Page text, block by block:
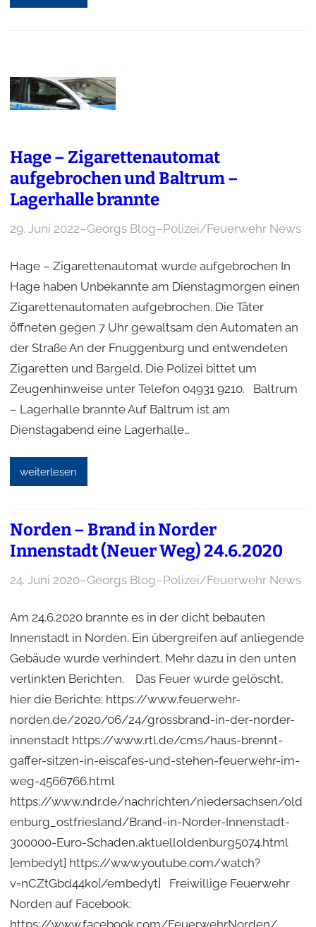
Hage – Zigarettenautomat
aufgebrochen und Baltrum –
Lagerhalle brannte
29. Juni 2022–Georgs Blog–Polizei/Feuerwehr News
Hage – Zigarettenautomat wurde aufgebrochen In
Hage haben Unbekannte am Dienstagmorgen einen
Zigarettenautomaten aufgebrochen. Die Täter
öffneten gegen 7 Uhr gewaltsam den Automaten an
der Straße An der Fnuggenburg und entwendeten
Zigaretten und Bargeld. Die Polizei bittet um
Zeugenhinweise unter Telefon 04931 9210. Baltrum
– Lagerhalle brannte Auf Baltrum ist am
Dienstagabend eine Lagerhalle…
weiterlesen
Norden – Brand in Norder
Innenstadt (Neuer Weg) 24.6.2020
24. Juni 2020–Georgs Blog–Polizei/Feuerwehr News
Am 24.6.2020 brannte es in der dicht bebauten
Innenstadt in Norden. Ein übergreifen auf anliegende
Gebäude wurde verhindert. Mehr dazu in den unten
verlinkten Berichten. Das Feuer wurde gelöscht,
hier die Berichte: https://www.feuerwehr-
norden.de/2020/06/24/grossbrand-in-der-norder-
innenstadt https://www.rtl.de/cms/haus-brennt-
gaffer-sitzen-in-eiscafes-und-stehen-feuerwehr-im-
weg-4566766.html
https://www.ndr.de/nachrichten/niedersachsen/old
enburg_ostfriesland/Brand-in-Norder-Innenstadt-
300000-Euro-Schaden,aktuelloldenburg5074.html
[embedyt] https://www.youtube.com/watch?
v=nCZtGbd44ko[/embedyt] Freiwillige Feuerwehr
Norden auf Facebook:
https://www.facebook.com/FeuerwehrNorden/